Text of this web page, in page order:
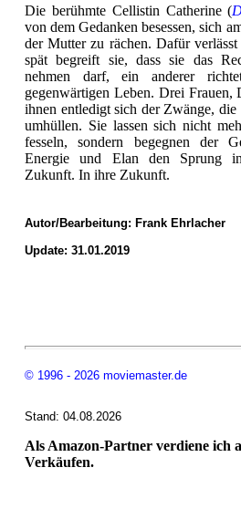
Die berühmte Cellistin Catherine (
von dem Gedanken besessen, sich
der Mutter zu rächen. Dafür
spät begreift sie, dass sie das
nehmen darf, ein anderer
gegenwärtigen Leben. Drei Frauen,
ihnen entledigt sich der Zwänge,
umhüllen. Sie lassen sich nicht
fesseln, sondern begegnen der
Energie und Elan den Sprung
Zukunft. In ihre Zukunft.
Autor/Bearbeitung: Frank Ehrlacher
Update: 31.01.2019
© 1996 - 2026 moviemaster.de
Stand: 04.08.2026
Als Amazon-Partner verdiene ich
Verkäufen.